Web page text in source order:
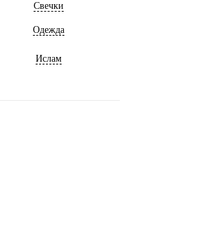
Свечки
Одежда
Ислам